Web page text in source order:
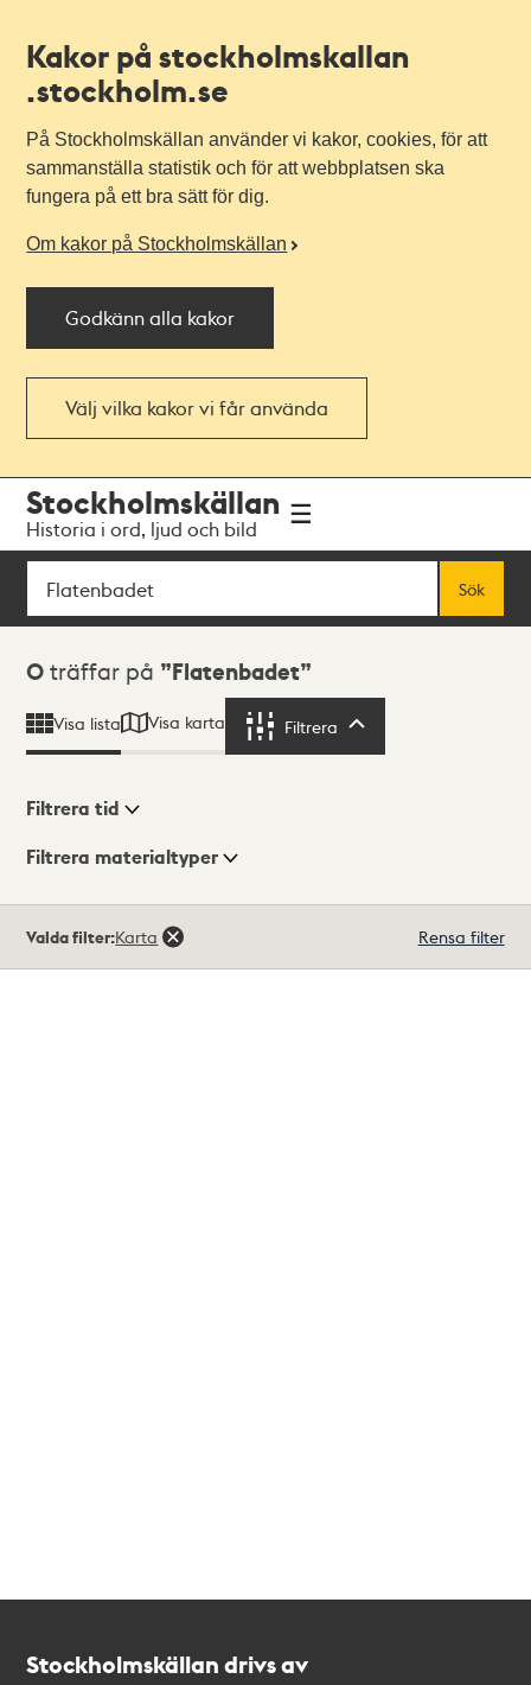
Kakor på stockholmskallan
.stockholm.se
På Stockholmskällan använder vi kakor, cookies, för att
sammanställa statistik och för att webbplatsen ska
fungera på ett bra sätt för dig.
Om kakor på Stockholmskällan
Godkänn alla kakor
Välj vilka kakor vi får använda
navigationen
huvudinnehållet
Stockholmskällan
Historia i ord, ljud och bild
Sök
Sök
Sökresultat
0 träffar på Flatenbadet
Visa lista Visa karta Filtrera
Visningsläge
Filtrera tid
Filtrera materialtyper
träffar
Valda filter:Karta Rensa filter
Stockholmskällan drivs av